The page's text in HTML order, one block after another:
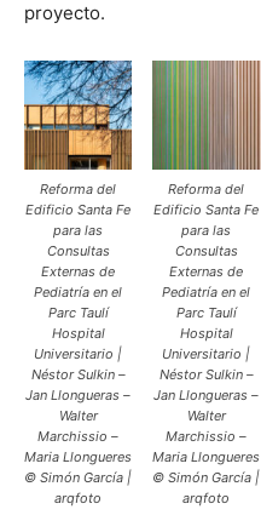
proyecto.
Reforma del
Edificio Santa Fe
para las
Consultas
Externas de
Pediatría en el
Parc Taulí
Hospital
Universitario |
Néstor Sulkin –
Jan Llongueras –
Walter
Marchissio –
Maria Llongueres
© Simón García |
arqfoto
Reforma del
Edificio Santa Fe
para las
Consultas
Externas de
Pediatría en el
Parc Taulí
Hospital
Universitario |
Néstor Sulkin –
Jan Llongueras –
Walter
Marchissio –
Maria Llongueres
© Simón García |
arqfoto